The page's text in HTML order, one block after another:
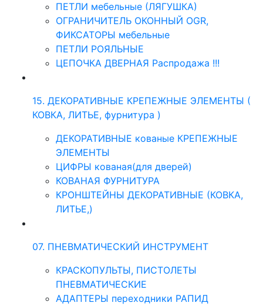
ПЕТЛИ мебельные (ЛЯГУШКА)
ОГРАНИЧИТЕЛЬ ОКОННЫЙ OGR,
ФИКСАТОРЫ мебельные
ПЕТЛИ РОЯЛЬНЫЕ
ЦЕПОЧКА ДВЕРНАЯ Распродажа !!!
15. ДЕКОРАТИВНЫЕ КРЕПЕЖНЫЕ ЭЛЕМЕНТЫ (
КОВКА, ЛИТЬЕ, фурнитура )
ДЕКОРАТИВНЫЕ кованые КРЕПЕЖНЫЕ
ЭЛЕМЕНТЫ
ЦИФРЫ кованая(для дверей)
КОВАНАЯ ФУРНИТУРА
КРОНШТЕЙНЫ ДЕКОРАТИВНЫЕ (КОВКА,
ЛИТЬЕ,)
07. ПНЕВМАТИЧЕСКИЙ ИНСТРУМЕНТ
КРАСКОПУЛЬТЫ, ПИСТОЛЕТЫ
ПНЕВМАТИЧЕСКИЕ
АДАПТЕРЫ переходники РАПИД